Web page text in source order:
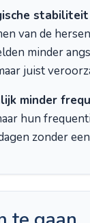
van de
minder
juist
minder
hun
zonder